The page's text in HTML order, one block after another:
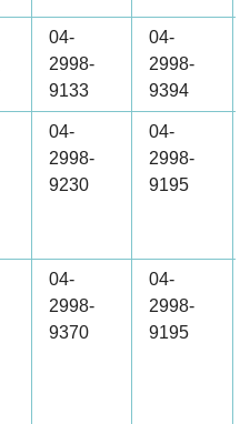
04-
2998-
9133
04-
2998-
9394
04-
2998-
9230
04-
2998-
9195
04-
2998-
9370
04-
2998-
9195